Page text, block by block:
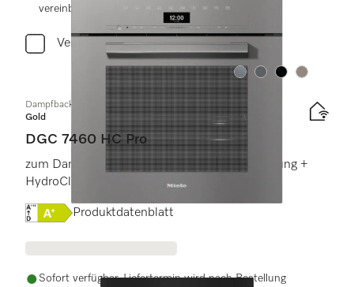
vereinbart.
Vergleichen
Farbe:Farbe:Farbe:Farbe:
Dampfbackofen
Gold
DGC 7460 HC Pro
zum Dampfgaren, Backen, Braten mit Vernetzung +
HydroClean.
Onlinelabel Image, Energielabel
Produktdatenblatt
Sofort verfügbar. Liefertermin wird nach Bestellung